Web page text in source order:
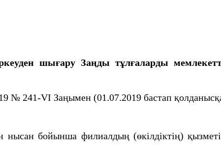
шығару Заңды тұлғаларды
241-VI Заңымен (01.07.2019 бастап қолданысқа
нысан бойынша филиалдың (өкiлдiктiң)